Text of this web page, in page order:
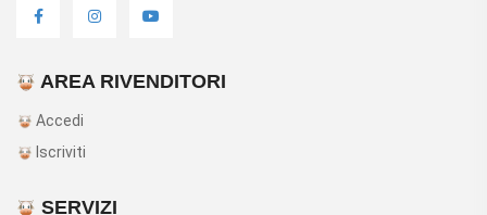
AREA RIVENDITORI
Accedi
Iscriviti
SERVIZI